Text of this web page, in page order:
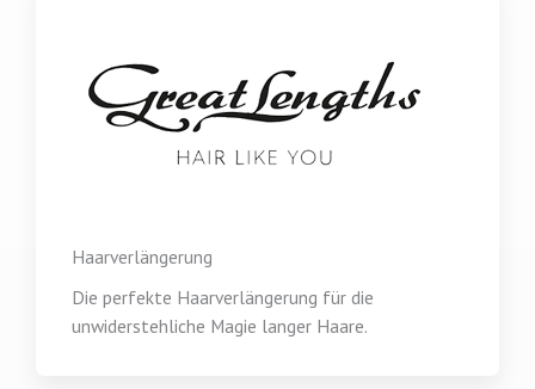
Haarverlängerung
Die perfekte Haarverlängerung für die
unwiderstehliche Magie langer Haare.